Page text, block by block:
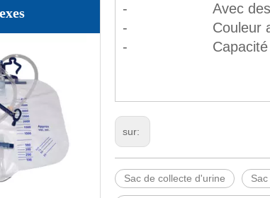
- Avec des
- Couleur avec
- Capacité du
sur:
Sac de collecte d'urine